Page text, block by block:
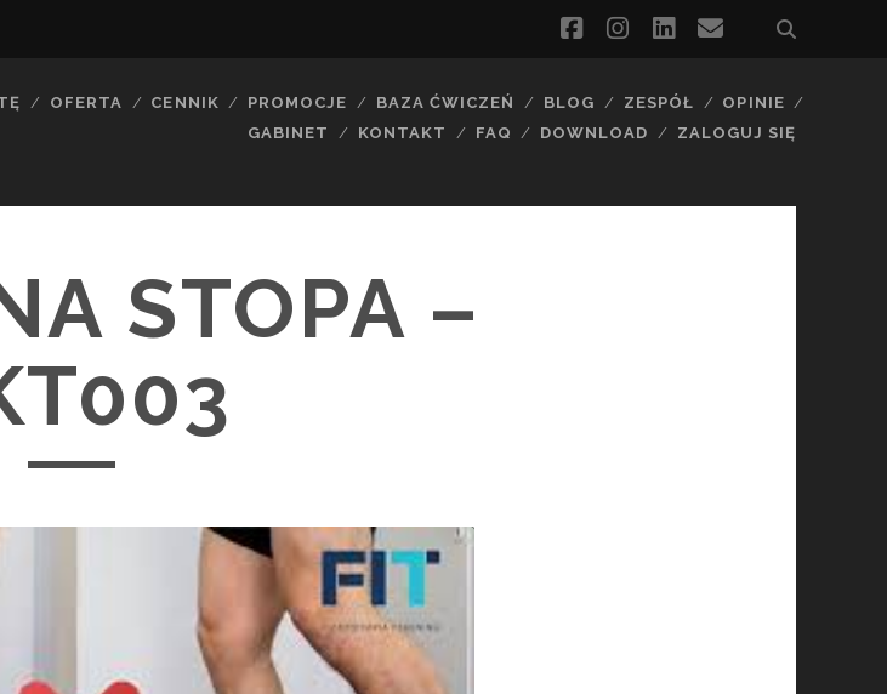
facebookinstagram
linkedinemail
OFERTA CENNIK PROMOCJE BAZA ĆWICZEŃ BLOG ZESPÓŁ
OPINIE
GABINET
KONTAKT FAQ DOWNLOAD ZALOGUJ SIĘ
STOPA –